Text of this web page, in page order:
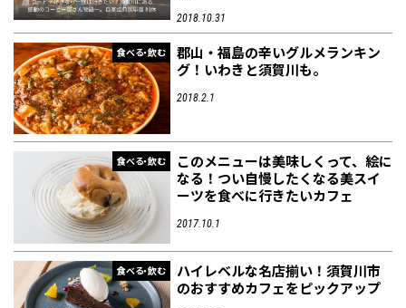
2018.10.31
食べる・飲む
郡山・福島の辛いグルメランキン
グ！いわきと須賀川も。
2018.2.1
食べる・飲む
このメニューは美味しくって、絵に
なる！つい自慢したくなる美スイ
ーツを食べに行きたいカフェ
2017.10.1
食べる・飲む
ハイレベルな名店揃い！須賀川市
のおすすめカフェをピックアップ